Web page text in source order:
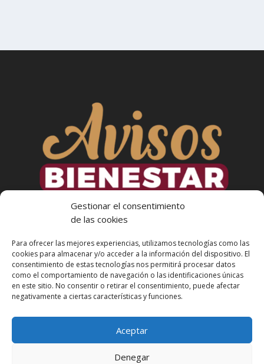
Gestionar el consentimiento
de las cookies
Para ofrecer las mejores experiencias, utilizamos tecnologías como las
cookies para almacenar y/o acceder a la información del dispositivo. El
consentimiento de estas tecnologías nos permitirá procesar datos
como el comportamiento de navegación o las identificaciones únicas
en este sitio. No consentir o retirar el consentimiento, puede afectar
negativamente a ciertas características y funciones.
Aceptar
Denegar
Más Informacion